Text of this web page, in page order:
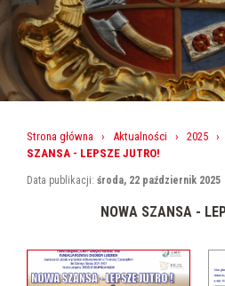
Strona główna › Aktualności › 2025 ›
SZANSA - LEPSZE JUTRO!
Data publikacji: środa, 22 październik 2025
NOWA SZANSA -